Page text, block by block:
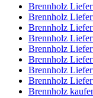
Brennholz
Brennholz
Brennholz
Brennholz
Brennholz
Brennholz
Brennholz
Brennholz
Brennholz